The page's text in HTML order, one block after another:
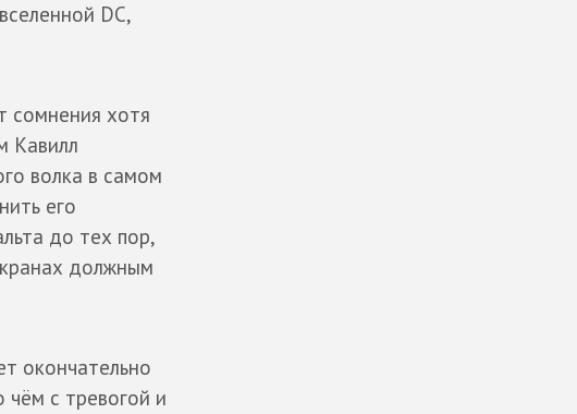
DC,
сомнения хотя
Кавилл
волка в самом
его
до тех пор,
должным
окончательно
чём с тревогой и